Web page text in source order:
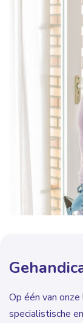
Op één van
specialistische